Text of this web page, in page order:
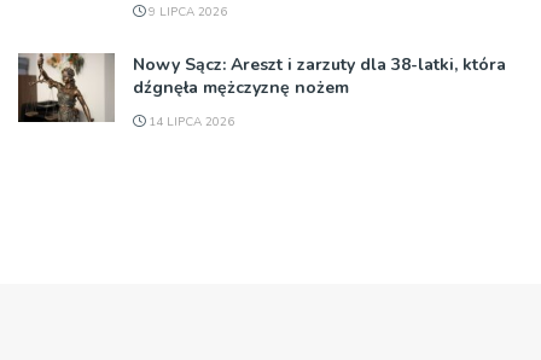
9 LIPCA 2026
Nowy Sącz: Areszt i zarzuty dla 38-latki, która
dźgnęła mężczyznę nożem
14 LIPCA 2026